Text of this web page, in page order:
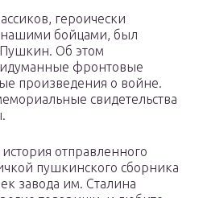
героически
нашими бойцами, был
Об этом
фронтовые
произведения о войне.
свидетельства
отправленного
пушкинского сборника
завода им. Сталина